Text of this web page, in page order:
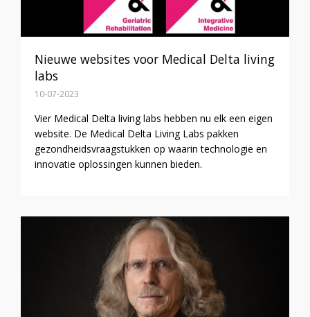
Nieuwe websites voor Medical Delta living
labs
10-07-2023
Vier Medical Delta living labs hebben nu elk een eigen
website. De Medical Delta Living Labs pakken
gezondheidsvraagstukken op waarin technologie en
innovatie oplossingen kunnen bieden.